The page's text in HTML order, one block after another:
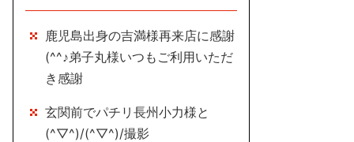
鹿児島出身の吉満様再来店に感謝
(^^♪弟子丸様いつもご利用いただ
き感謝
玄関前でパチリ長州小力様と
(^▽^)/(^▽^)/撮影